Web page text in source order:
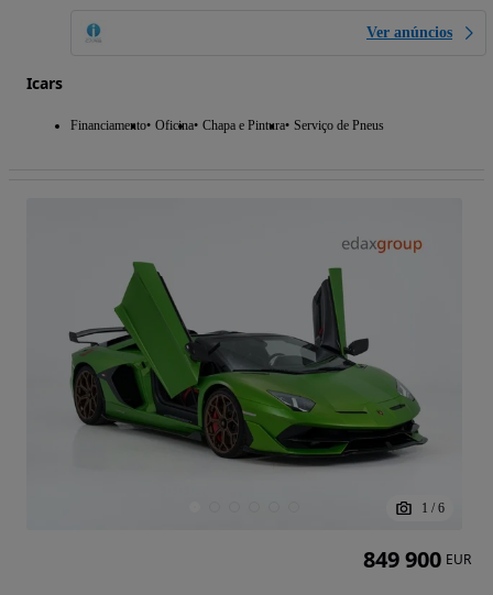
Ver anúncios
Icars
Financiamento Oficina Chapa e Pintura Serviço de Pneus
1 / 6
849 900 EUR